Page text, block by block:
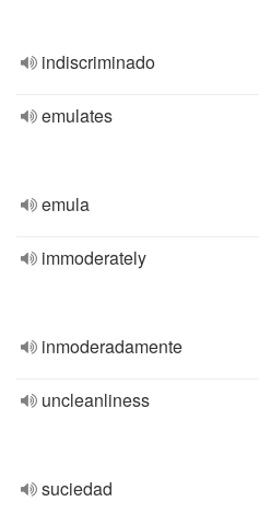
indiscriminado
emulates
emula
immoderately
inmoderadamente
uncleanliness
suciedad